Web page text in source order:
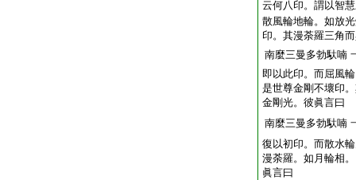
云何八印。謂以智
散風輪地輪。如放
印。其漫荼羅三角
南麼三曼多勃馱喃
即以此印。而屈風
是世尊金剛不壞印
金剛光。彼眞言曰
南麼三曼多勃馱喃
復以初印。而散水
漫荼羅。如月輪相
眞言曰